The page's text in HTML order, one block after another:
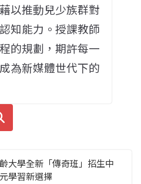
以推動兒少族群對
知能力。授課教師
的規劃，期許每一
為新媒體世代下的
大學全新「傳奇班」招生中
學習新選擇